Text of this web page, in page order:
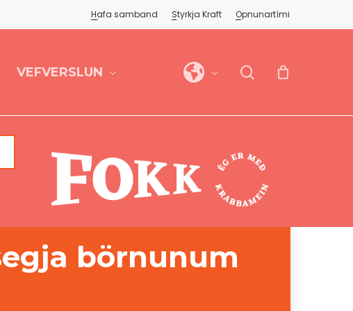
Hafa samband Styrkja Kraft Opnunartími
VEFVERSLUN search
börnunum